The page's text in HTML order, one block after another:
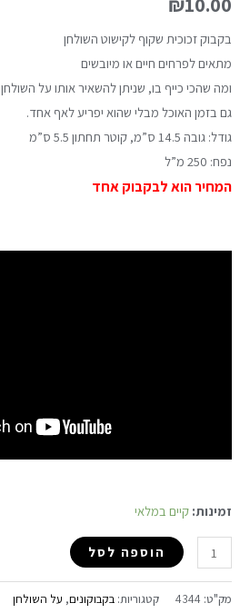
בקבוק זכוכית שקוף לקישוט השולחן
מתאים לפרחים חיים או מיובשים
ומה שהכי כייף בו, שניתן להשאיר אותו על השולחן
גם בזמן האוכל מבלי שהוא יפריע לאף אחד.
גודל: גובה 14.5 ס”מ, קוטר תחתון 5.5 ס”מ
נפח: 250 מ”ל
המחיר הוא לבקבוק אחד
זמינות: קיים במלאי
הוספה לסל
מק"ט: 4344 קטגוריות: בקבוקונים, על השולחן